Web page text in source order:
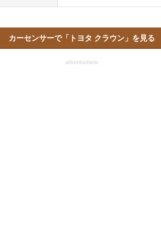
カーセンサーで「トヨタ クラウン」を見る
advertisement